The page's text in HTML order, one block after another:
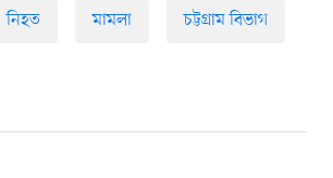
নিহত মামলা চট্টগ্রাম বিভাগ